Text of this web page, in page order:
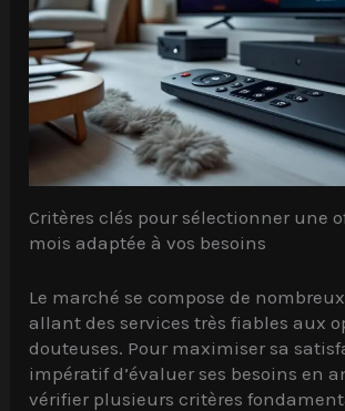
Critères clés pour sélectionner une
mois adaptée à vos besoins
Le marché se compose de
allant des services très fiables aux
douteuses. Pour maximiser sa
impératif d’évaluer ses besoins en
vérifier plusieurs critères